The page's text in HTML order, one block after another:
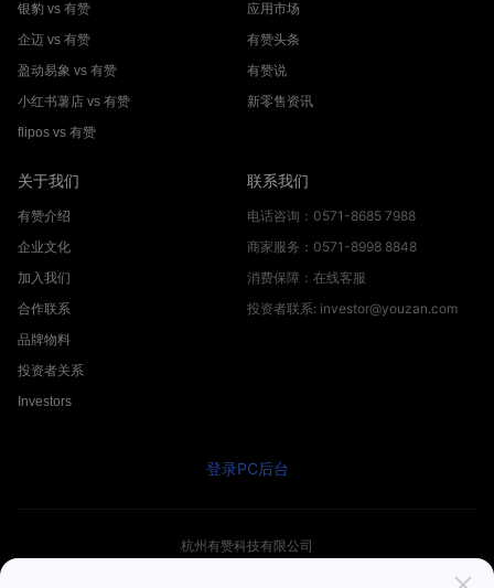
银豹 vs 有赞
企迈 vs 有赞
盈动易象 vs 有赞
小红书薯店 vs 有赞
flipos vs 有赞
应用市场
有赞头条
有赞说
新零售资讯
关于我们
有赞介绍
企业文化
加入我们
合作联系
品牌物料
投资者关系
Investors
联系我们
电话咨询：0571-8685 7988
商家服务：0571-8998 8848
消费保障：在线客服
投资者联系: investor@youzan.com
登录PC后台
杭州有赞科技有限公司